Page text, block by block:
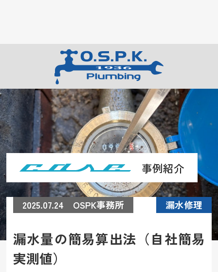
事例紹介
2025.07.24 OSPK事務所 漏水修理
漏水量の簡易算出法（自社簡易
実測値）